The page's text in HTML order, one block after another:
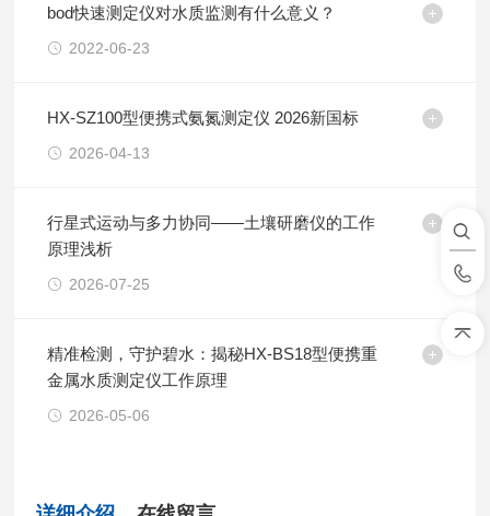
bod快速测定仪对水质监测有什么意义？
2022-06-23
HX-SZ100型便携式氨氮测定仪 2026新国标
2026-04-13
行星式运动与多力协同——土壤研磨仪的工作
原理浅析
2026-07-25
精准检测，守护碧水：揭秘HX-BS18型便携重
金属水质测定仪工作原理
2026-05-06